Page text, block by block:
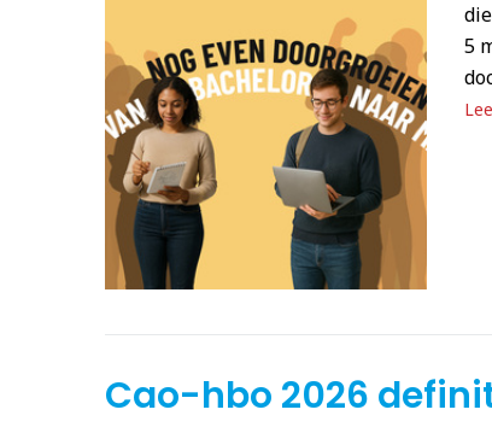
5
Cao-hbo 2026